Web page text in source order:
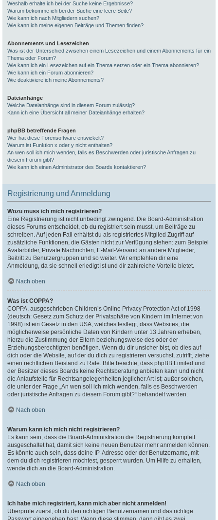
Weshalb erhalte ich bei der Suche keine Ergebnisse?
Warum bekomme ich bei der Suche eine leere Seite?
Wie kann ich nach Mitgliedern suchen?
Wie kann ich meine eigenen Beiträge und Themen finden?
Abonnements und Lesezeichen
Was ist der Unterschied zwischen einem Lesezeichen und einem Abonnements für ein
Thema oder Forum?
Wie kann ich ein Lesezeichen auf ein Thema setzen oder ein Thema abonnieren?
Wie kann ich ein Forum abonnieren?
Wie deaktiviere ich meine Abonnements?
Dateianhänge
Welche Dateianhänge sind in diesem Forum zulässig?
Kann ich eine Übersicht all meiner Dateianhänge erhalten?
phpBB betreffende Fragen
Wer hat diese Forensoftware entwickelt?
Warum ist Funktion x oder y nicht enthalten?
An wen soll ich mich wenden, falls es Beschwerden oder juristische Anfragen zu
diesem Forum gibt?
Wie kann ich einen Administrator des Boards kontaktieren?
Registrierung und Anmeldung
Wozu muss ich mich registrieren?
Eine Registrierung ist nicht unbedingt zwingend. Die Board-Administration
dieses Forums entscheidet, ob du registriert sein musst, um Beiträge zu
schreiben. Auf jeden Fall erhältst du als registriertes Mitglied Zugriff auf
zusätzliche Funktionen, die Gästen nicht zur Verfügung stehen: zum Beispiel
Avatarbilder, Private Nachrichten, E-Mail-Versand an andere Mitglieder,
Beitritt zu Benutzergruppen und so weiter. Wir empfehlen dir eine
Anmeldung, da sie schnell erledigt ist und dir zahlreiche Vorteile bietet.
Nach oben
Was ist COPPA?
COPPA, ausgeschrieben Children’s Online Privacy Protection Act of 1998
(deutsch: Gesetz zum Schutz der Privatsphäre von Kindern im Internet von
1998) ist ein Gesetz in den USA, welches festlegt, dass Websites, die
möglicherweise persönliche Daten von Kindern unter 13 Jahren erheben,
hierzu die Zustimmung der Eltern beziehungsweise des oder der
Erziehungsberechtigten benötigen. Wenn du dir unsicher bist, ob dies auf
dich oder die Website, auf der du dich zu registrieren versuchst, zutrifft, ziehe
einen rechtlichen Beistand zu Rate. Bitte beachte, dass phpBB Limited und
der Besitzer dieses Boards keine Rechtsberatung anbieten kann und nicht
die Anlaufstelle für Rechtsangelegenheiten jeglicher Art ist; außer solchen,
die unter der Frage „An wen soll ich mich wenden, falls es Beschwerden
oder juristische Anfragen zu diesem Forum gibt?“ behandelt werden.
Nach oben
Warum kann ich mich nicht registrieren?
Es kann sein, dass die Board-Administration die Registrierung komplett
ausgeschaltet hat, damit sich keine neuen Benutzer mehr anmelden können.
Es könnte auch sein, dass deine IP-Adresse oder der Benutzername, mit
dem du dich registrieren möchtest, gesperrt wurden. Um Hilfe zu erhalten,
wende dich an die Board-Administration.
Nach oben
Ich habe mich registriert, kann mich aber nicht anmelden!
Überprüfe zuerst, ob du den richtigen Benutzernamen und das richtige